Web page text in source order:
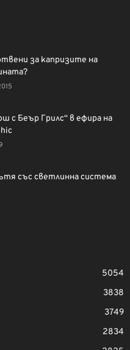
за капризите на
с Беър Грилс“ в ефира на
със светлинна система
5054
3838
3749
2834